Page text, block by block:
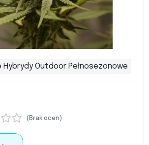
Hybrydy Outdoor Pełnosezonowe
(Brak ocen)